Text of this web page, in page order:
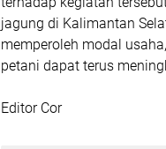
jagung di Kalimantan
memperoleh modal
petani dapat terus
Editor Cor